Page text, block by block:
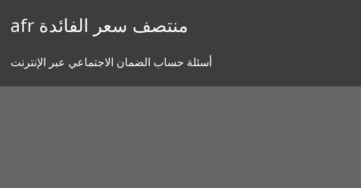
afr منتصف سعر الفائدة
أسئلة حساب الضمان الاجتماعي عبر الإنترنت